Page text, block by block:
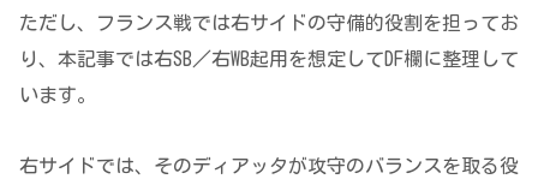
ただし、フランス戦では右サイドの守備的役割を担ってお
り、本記事では右SB／右WB起用を想定してDF欄に整理して
います。
右サイドでは、そのディアッタが攻守のバランスを取る役